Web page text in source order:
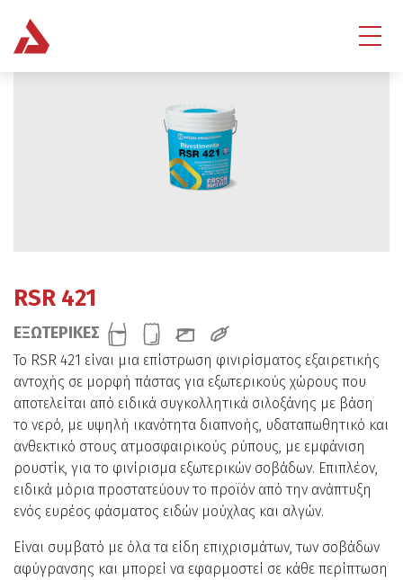
RSR 421
ΕΞΩΤΕΡΙΚΕΣ
Το RSR 421 είναι μια επίστρωση φινιρίσματος εξαιρετικής
αντοχής σε μορφή πάστας για εξωτερικούς χώρους που
αποτελείται από ειδικά συγκολλητικά σιλοξάνης με βάση
το νερό, με υψηλή ικανότητα διαπνοής, υδαταπωθητικό και
ανθεκτικό στους ατμοσφαιρικούς ρύπους, με εμφάνιση
ρουστίκ, για το φινίρισμα εξωτερικών σοβάδων. Επιπλέον,
ειδικά μόρια προστατεύουν το προϊόν από την ανάπτυξη
ενός ευρέος φάσματος ειδών μούχλας και αλγών.
Είναι συμβατό με όλα τα είδη επιχρισμάτων, των σοβάδων
αφύγρανσης και μπορεί να εφαρμοστεί σε κάθε περίπτωση